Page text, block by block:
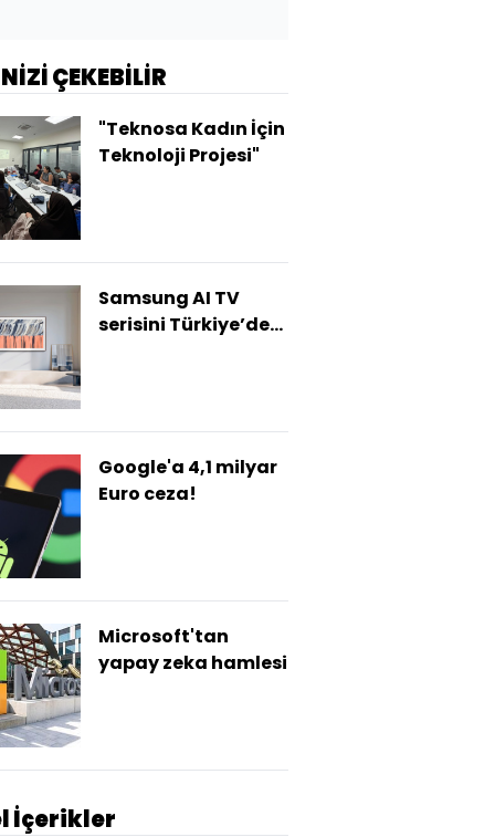
İçerikler
ÇEKEBİLİR
"Teknosa Kadın İçin
Teknoloji Projesi"
Samsung AI TV
serisini Türkiye’de
Google'a 4,1 milyar
Euro ceza!
Microsoft'tan
yapay zeka hamlesi